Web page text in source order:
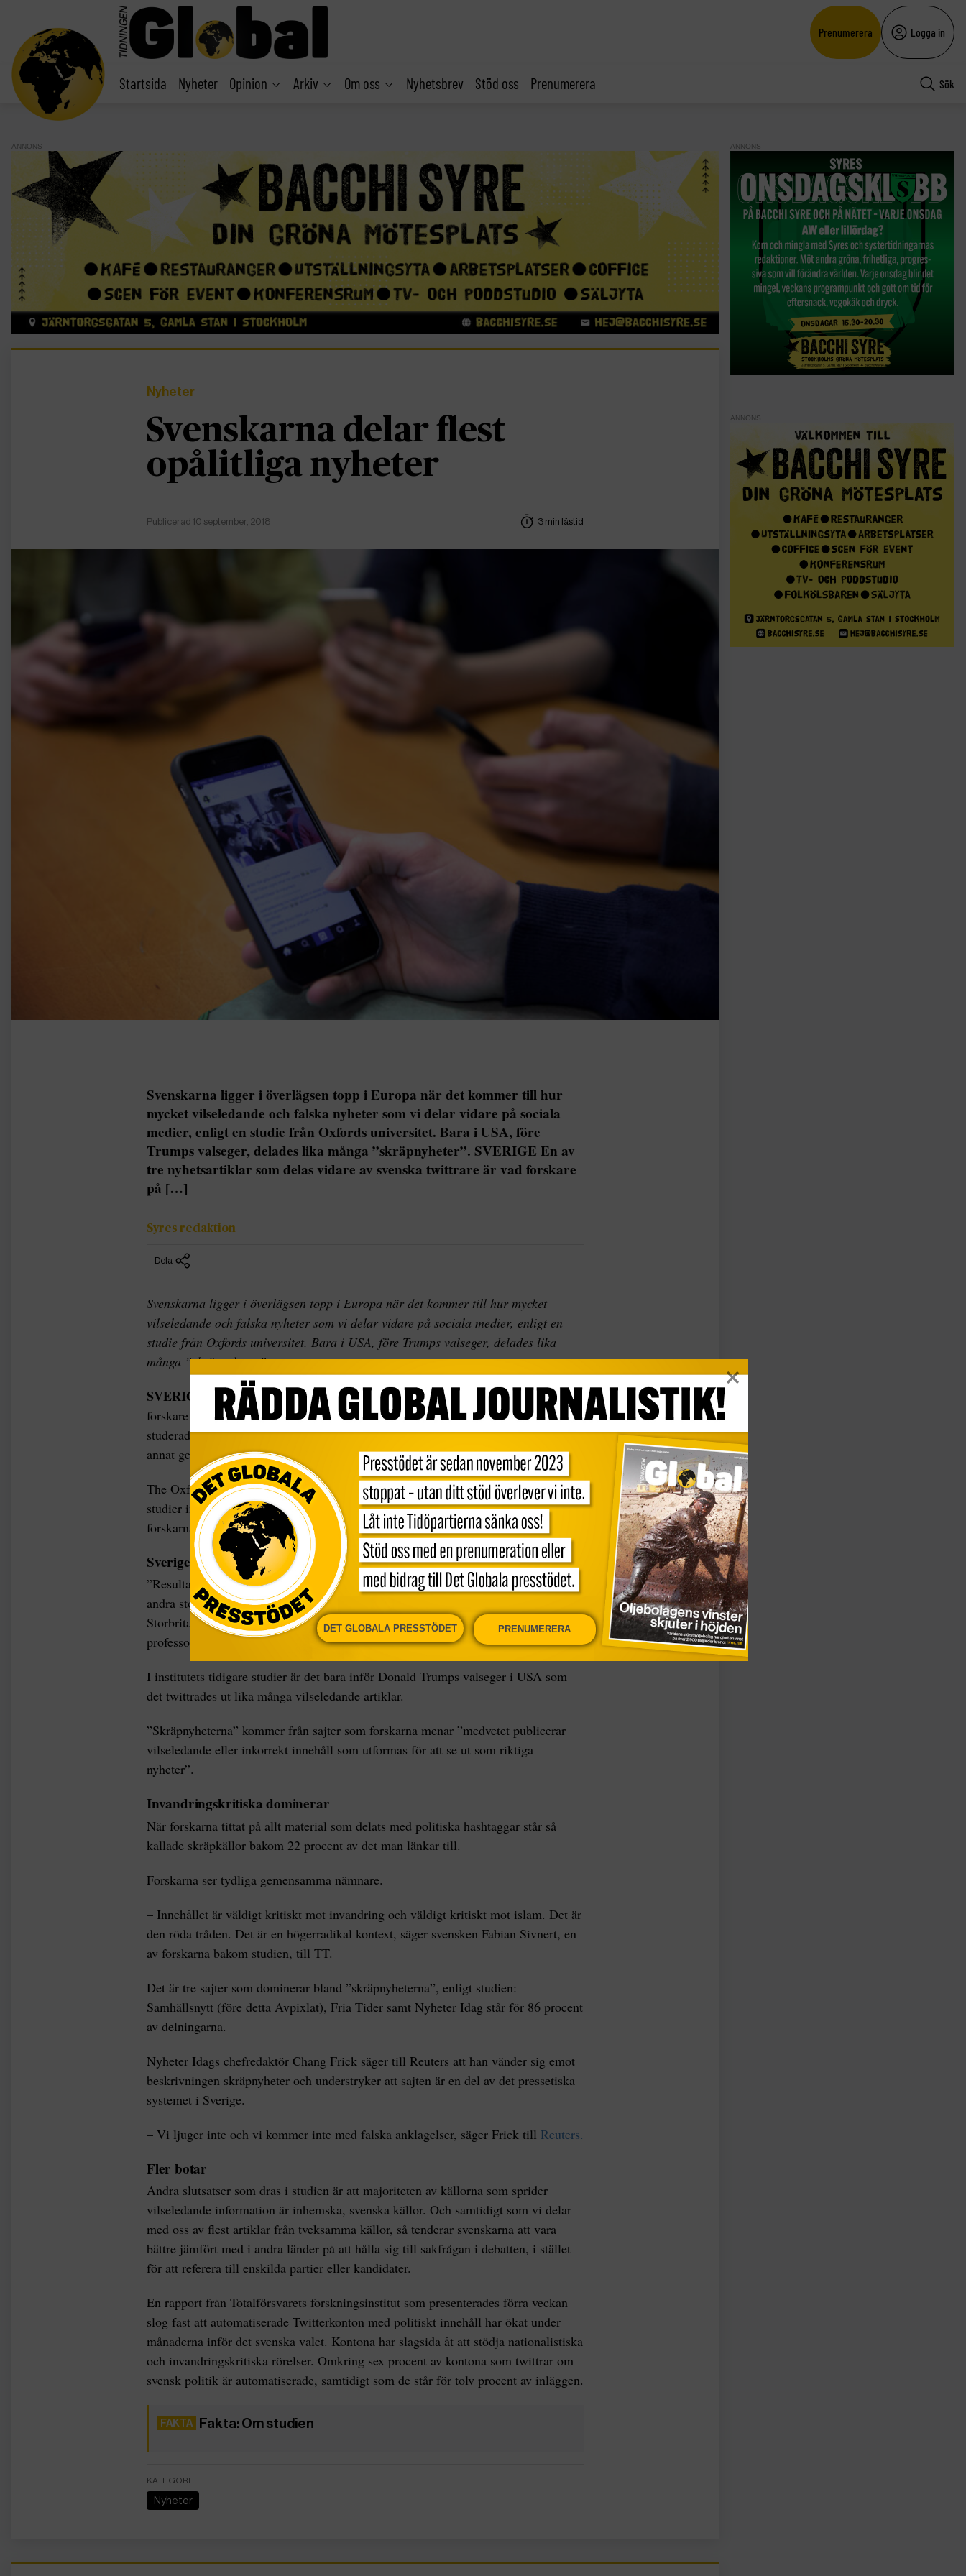
Prenumerera Logga in
Startsida Nyheter Opinion Arkiv Om oss Nyhetsbrev Stöd oss Prenumerera Sök
ANNONS
Nyheter
Svenskarna delar flest
opålitliga nyheter
Publicerad 10 september, 2018 3 min lästid
Svenskarna ligger i överlägsen topp i Europa när det kommer till hur
mycket vilseledande och falska nyheter som vi delar vidare på sociala
medier, enligt en studie från Oxfords universitet. Bara i USA, före
Trumps valseger, delades lika många ”skräpnyheter”. SVERIGE En av
tre nyhetsartiklar som delas vidare av svenska twittrare är vad forskare
på […]
Syres redaktion
Dela
Svenskarna ligger i överlägsen topp i Europa när det kommer till hur mycket
vilseledande och falska nyheter som vi delar vidare på sociala medier, enligt en
studie från Oxfords universitet. Bara i USA, före Trumps valseger, delades lika
många ”skräpnyheter”.
SVERIGE
En av tre nyhetsartiklar som delas vidare av svenska twittrare är vad
forskare på Oxfords universitet kallar för ”skräpnyheter”. Under tio dagar i augusti
studerade de över270 000 Twitterinläggsom handlade om det svenska valet, bland
annat genom sökningar på populära hashtaggar som #val2018.
The Oxford internet institute, en del av universitetet i Oxford, har gjort likadana
studier inför sex andra val i andra västländer. Och Sverige sticker ut, anser
forskarna.
Sverige i topp
”Resultaten är anmärkningsvärda. De visar att jämfört med hur det såg ut i de
andra stora valen i Europa de senaste åren – i Frankrike, Tyskland och
Storbritannien – delar svenska användare överlägset flest skräpnyheter”, säger
professor Phil Howard, chef för institutet, i ett pressmeddelande.
I institutets tidigare studier är det bara inför Donald Trumps valseger i USA som
det twittrades ut lika många vilseledande artiklar.
”Skräpnyheterna” kommer från sajter som forskarna menar ”medvetet publicerar
vilseledande eller inkorrekt innehåll som utformas för att se ut som riktiga
nyheter”.
Invandringskritiska dominerar
När forskarna tittat på allt material som delats med politiska hashtaggar står så
kallade skräpkällor bakom 22 procent av det man länkar till.
Forskarna ser tydliga gemensamma nämnare.
– Innehållet är väldigt kritiskt mot invandring och väldigt kritiskt mot islam. Det är
den röda tråden. Det är en högerradikal kontext, säger svensken Fabian Sivnert, en
av forskarna bakom studien, till TT.
Det är tre sajter som dominerar bland ”skräpnyheterna”, enligt studien:
Samhällsnytt (före detta Avpixlat), Fria Tider samt Nyheter Idag står för 86 procent
av delningarna.
Nyheter Idags chefredaktör Chang Frick säger till Reuters att han vänder sig emot
beskrivningen skräpnyheter och understryker att sajten är en del av det pressetiska
systemet i Sverige.
– Vi ljuger inte och vi kommer inte med falska anklagelser, säger Frick till Reuters.
Fler botar
Andra slutsatser som dras i studien är att majoriteten av källorna som sprider
vilseledande information är inhemska, svenska källor. Och samtidigt som vi delar
med oss av flest artiklar från tveksamma källor, så tenderar svenskarna att vara
bättre jämfört med i andra länder på att hålla sig till sakfrågan i debatten, i stället
för att referera till enskilda partier eller kandidater.
En rapport från Totalförsvarets forskningsinstitut som presenterades förra veckan
slog fast att automatiserade Twitterkonton med politiskt innehåll har ökat under
månaderna inför det svenska valet. Kontona har slagsida åt att stödja nationalistiska
och invandringskritiska rörelser. Omkring sex procent av kontona som twittrar om
svensk politik är automatiserade, samtidigt som de står för tolv procent av inläggen.
Fakta: Om studien
KATEGORI
Nyheter
ANNONS
ANNONS
DET GLOBALA PRESSTÖDET PRENUMERERA